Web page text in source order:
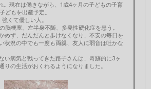
。現在は働きながら、1歳4ヶ月の子どもの子育
どもを出産予定。
くて優しい人。
脳梗塞、左半身不随、多発性硬化症を患う。
めず、だんだんと歩けなくなり、不安の毎日を
状況の中でも一度も両親、友人に弱音は吐かな
い病気と戦ってきた路子さんは、奇跡的に3ヶ
りの生活がおくれるようになりました。